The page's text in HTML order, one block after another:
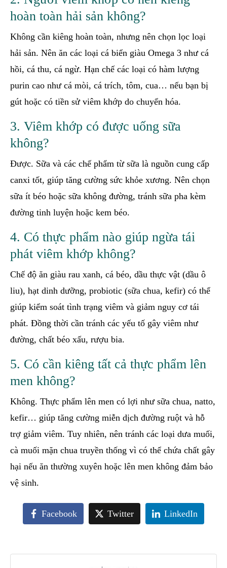
hoàn toàn hải sản không?
Không cần kiêng hoàn toàn, nhưng nên chọn lọc loại
hải sản. Nên ăn các loại cá biển giàu Omega 3 như cá
hồi, cá thu, cá ngừ. Hạn chế các loại có hàm lượng
purin cao như cá mòi, cá trích, tôm, cua… nếu bạn bị
gút hoặc có tiền sử viêm khớp do chuyển hóa.
3. Viêm khớp có được uống sữa
không?
Được. Sữa và các chế phẩm từ sữa là nguồn cung cấp
canxi tốt, giúp tăng cường sức khỏe xương. Nên chọn
sữa ít béo hoặc sữa không đường, tránh sữa pha kèm
đường tinh luyện hoặc kem béo.
4. Có thực phẩm nào giúp ngừa tái
phát viêm khớp không?
Chế độ ăn giàu rau xanh, cá béo, dầu thực vật (dầu ô
liu), hạt dinh dưỡng, probiotic (sữa chua, kefir) có thể
giúp kiểm soát tình trạng viêm và giảm nguy cơ tái
phát. Đồng thời cần tránh các yếu tố gây viêm như
đường, chất béo xấu, rượu bia.
5. Có cần kiêng tất cả thực phẩm lên
men không?
Không. Thực phẩm lên men có lợi như sữa chua, natto,
kefir… giúp tăng cường miễn dịch đường ruột và hỗ
trợ giảm viêm. Tuy nhiên, nên tránh các loại dưa muối,
cà muối mặn chua truyền thống vì có thể chứa chất gây
hại nếu ăn thường xuyên hoặc lên men không đảm bảo
vệ sinh.
Facebook Twitter LinkedIn